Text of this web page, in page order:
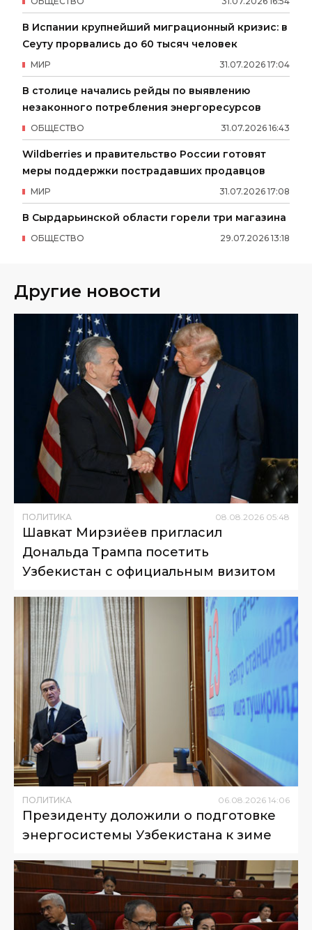
В Испании крупнейший миграционный кризис: в
Сеуту прорвались до 60 тысяч человек
31.07.2026 17:04
МИР
В столице начались рейды по выявлению
незаконного потребления энергоресурсов
31.07.2026 16:43
ОБЩЕСТВО
Wildberries и правительство России готовят
меры поддержки пострадавших продавцов
31.07.2026 17:08
МИР
В Сырдарьинской области горели три магазина
29.07.2026 13:18
ОБЩЕСТВО
Другие новости
ПОЛИТИКА 08.08.2026 05:48
Шавкат Мирзиёев пригласил
Дональда Трампа посетить
Узбекистан с официальным визитом
ПОЛИТИКА 06.08.2026 14:06
Президенту доложили о подготовке
энергосистемы Узбекистана к зиме